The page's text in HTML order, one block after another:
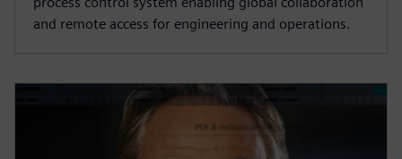
and remote access for engineering and operations.